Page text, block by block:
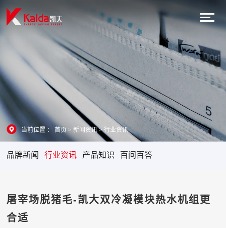
当前位置 ：首页>新闻资讯>行业资讯
品牌新闻 行业资讯 产品知识 百问百答
屠宰场脱猪毛-凯大双冷凝模块热水机组更
合适